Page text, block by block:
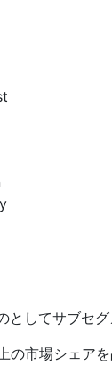
してサブセグ
市場シェア